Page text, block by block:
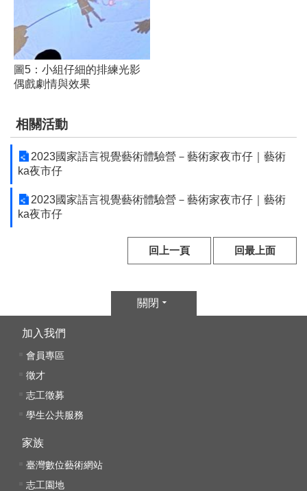
圖5：小組仔細的排練光影
偶戲劇情與效果
相關活動
2023國家語言視覺藝術體驗營－藝術家夜市仔｜藝術
ka夜市仔
2023國家語言視覺藝術體驗營－藝術家夜市仔｜藝術
ka夜市仔
回上一頁 回最上面
關閉
加入我們
會員專區
徵才
志工徵募
學生公共服務
家族
臺灣數位藝術網站
志工園地